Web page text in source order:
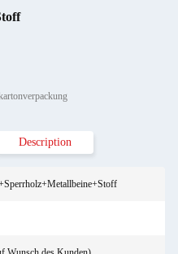
Description